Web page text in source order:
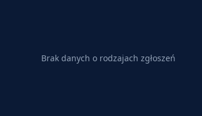
Brak danych o rodzajach zgłoszeń